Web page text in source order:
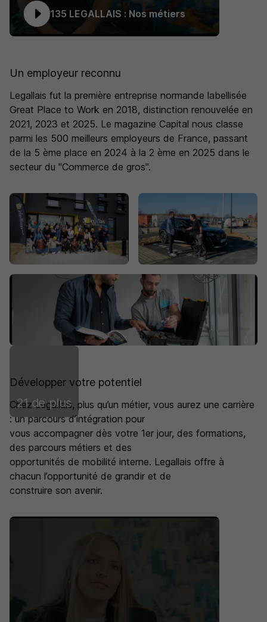
135 LEGALLAIS : Nos métiers
Un employeur reconnu
Legallais fut la première entreprise normande labellisée
Great Place to Work en 2018, distinction renouvelée en
2021, 2023 et 2025. Le magazine Capital nous classe
parmi les 500 meilleurs employeurs de France, passant
de la 5 ème place en 2024 à la 2 ème en 2025 dans le
secteur du "Commerce de gros".
21 de plus
Développer votre potentiel
Chez Legallais, plus qu’un métier, vous aurez une carrière
: un parcours d’intégration pour
vous accompagner dès votre 1er jour, des formations,
des parcours métiers et des
opportunités de mobilité interne. Legallais offre à
chacun l’opportunité de grandir et de
construire son avenir.